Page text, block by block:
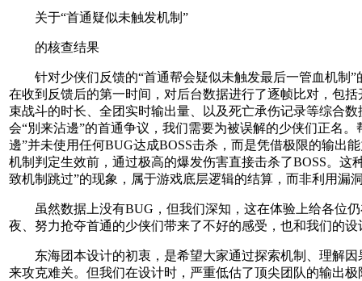
关于“首通疑似未触发机制”
的核查结果
针对少侠们反馈的“首通帮会疑似未触发最后一管血机制”
在收到反馈后的第一时间，对后台数据进行了逐帧比对，包括
束战斗的时长、全团实时输出量、以及死亡承伤记录等综合数
会“別来沾邊”的首通争议，我们需要为被误解的少侠们正名。
邊”并未使用任何BUG达成BOSS击杀，而是凭借极限的输出
机制判定生效前，通过极高的爆发伤害直接击杀了BOSS。这
致机制跳过”的现象，属于游戏底层逻辑的结算，而非利用漏
虽然数据上没有BUG，但我们深知，这在体验上给各位仍
夜、努力抢夺首通的少侠们带来了不好的感受，也和我们的设
东海团本设计的初衷，是希望大家通过探索机制、理解因
来攻克难关。但我们在设计时，严重低估了顶尖团队的输出极